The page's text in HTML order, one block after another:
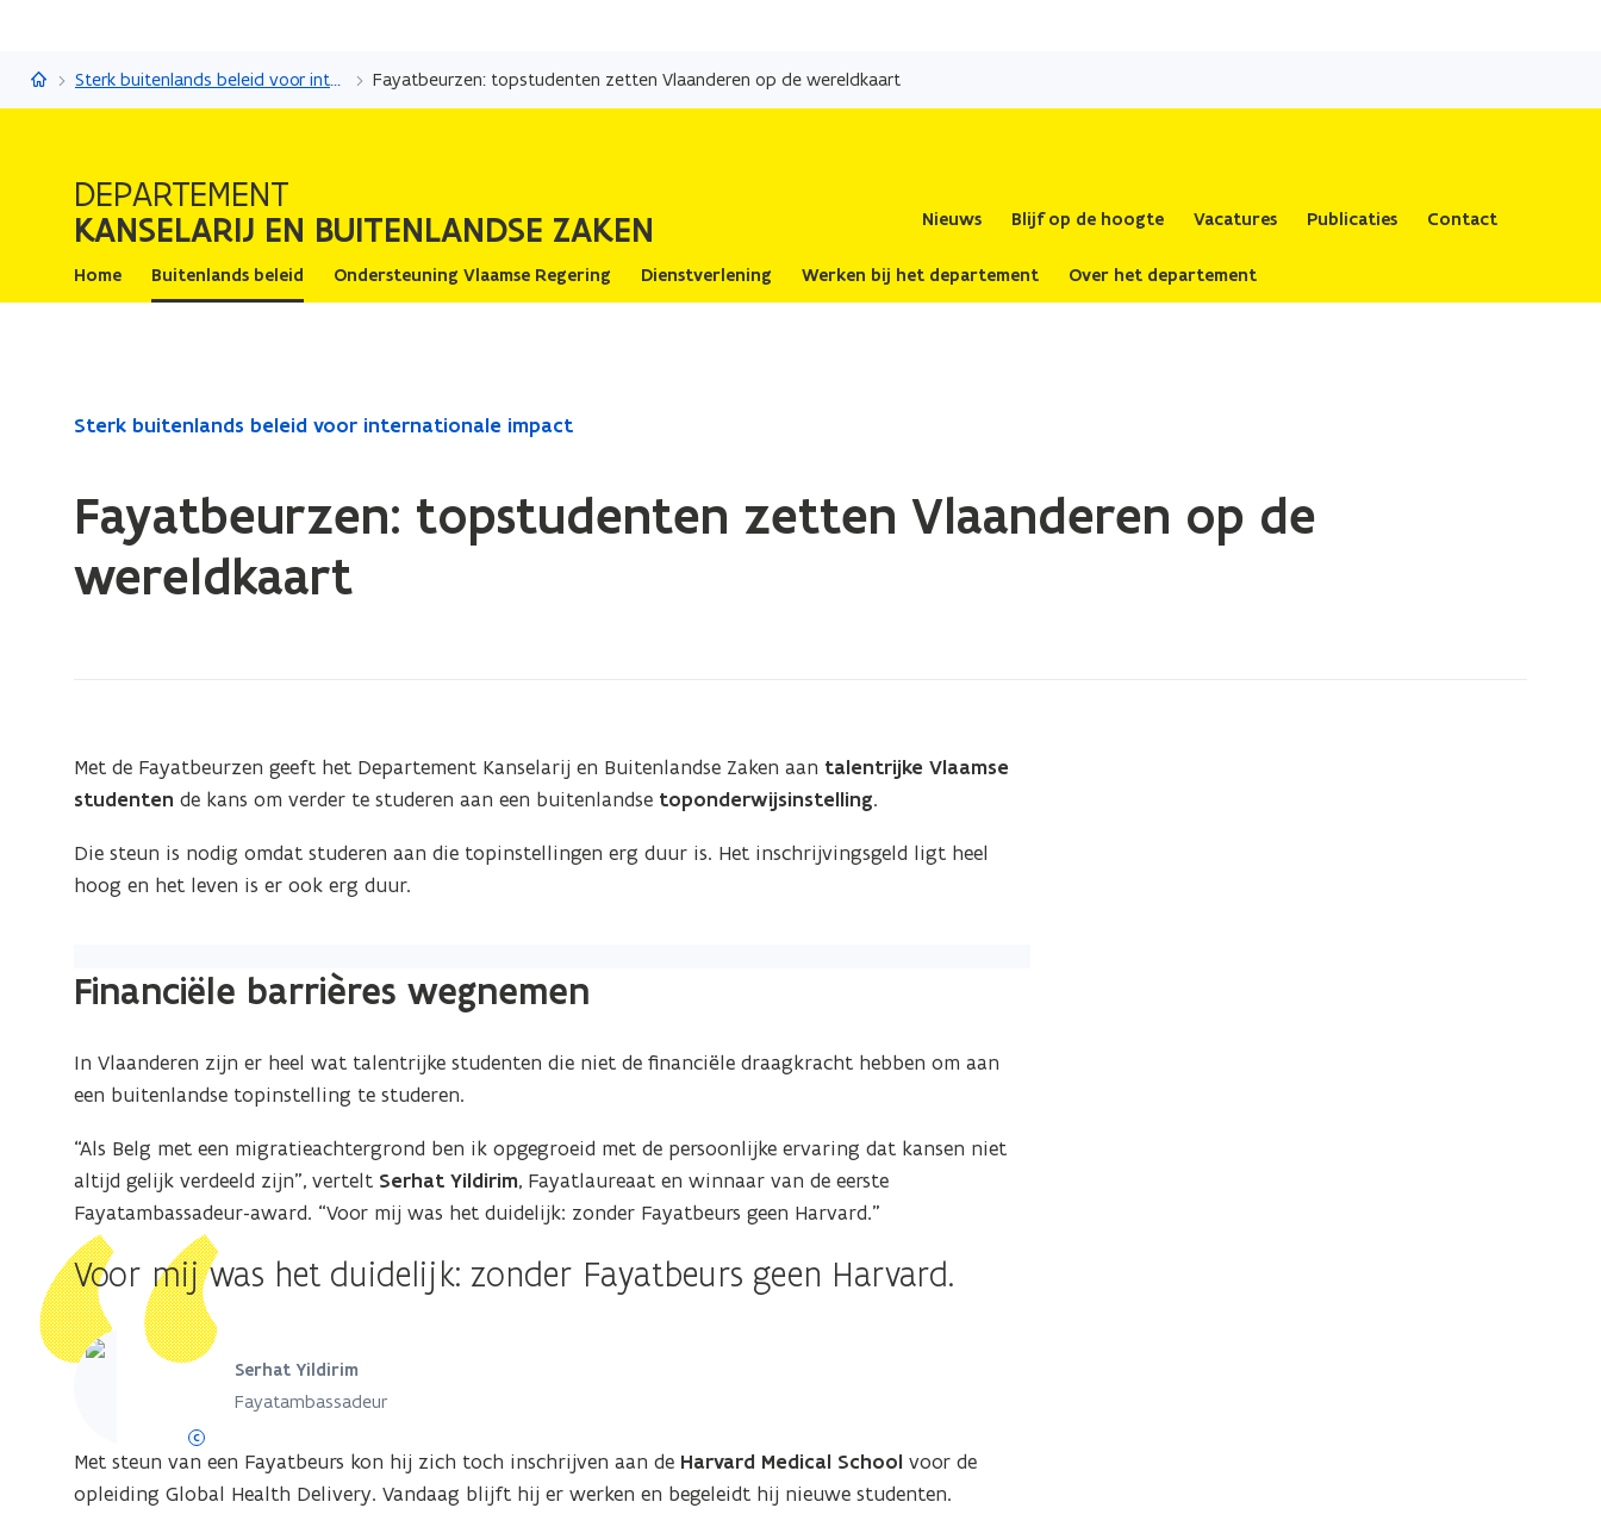
en
naar
Kanselarij en Buitenlandse Zaken Sterk buitenlands beleid voor internationale impact Fayatbeurzen: topstudenten zetten Vlaanderen op de wereldkaart
DEPARTEMENT
KANSELARIJ EN BUITENLANDSE ZAKEN Nieuws Blijf op de hoogte Vacatures Publicaties Contact
Home Buitenlands beleid Ondersteuning Vlaamse Regering Dienstverlening Werken bij het departement Over het departement
Gedaan
wereldkaart
Sterk buitenlands beleid voor internationale impact
Fayatbeurzen: topstudenten zetten Vlaanderen op de
wereldkaart
Met de Fayatbeurzen geeft het Departement Kanselarij en Buitenlandse Zaken aan talentrijke Vlaamse
studenten de kans om verder te studeren aan een buitenlandse toponderwijsinstelling.
Die steun is nodig omdat studeren aan die topinstellingen erg duur is. Het inschrijvingsgeld ligt heel
hoog en het leven is er ook erg duur.
Financiële barrières wegnemen
In Vlaanderen zijn er heel wat talentrijke studenten die niet de financiële draagkracht hebben om aan
een buitenlandse topinstelling te studeren.
“Als Belg met een migratieachtergrond ben ik opgegroeid met de persoonlijke ervaring dat kansen niet
altijd gelijk verdeeld zijn”, vertelt Serhat Yildirim, Fayatlaureaat en winnaar van de eerste
Fayatambassadeur-award. “Voor mij was het duidelijk: zonder Fayatbeurs geen Harvard.”
Voor mij was het duidelijk: zonder Fayatbeurs geen Harvard.
Serhat Yildirim
Fayatambassadeur
Met steun van een Fayatbeurs kon hij zich toch inschrijven aan de Harvard Medical School voor de
opleiding Global Health Delivery. Vandaag blijft hij er werken en begeleidt hij nieuwe studenten.